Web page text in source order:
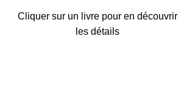
Cliquer sur un livre pour en découvrir
les détails